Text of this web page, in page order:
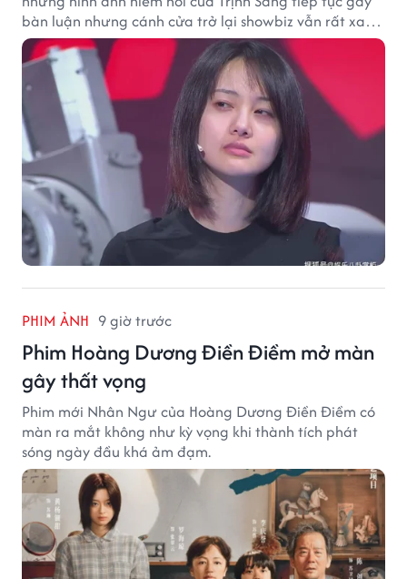
bàn luận nhưng cánh cửa trở lại showbiz vẫn rất xa
vời.
PHIM ẢNH 9 giờ trước
Phim Hoàng Dương Điền Điềm mở màn
gây thất vọng
Phim mới Nhân Ngư của Hoàng Dương Điền Điềm có
màn ra mắt không như kỳ vọng khi thành tích phát
sóng ngày đầu khá ảm đạm.